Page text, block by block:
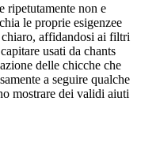
ripetutamente non e
le proprie esigenzee
chiaro, affidandosi ai filtri
usati da chants
delle chicche che
a seguire qualche
mostrare dei validi aiuti